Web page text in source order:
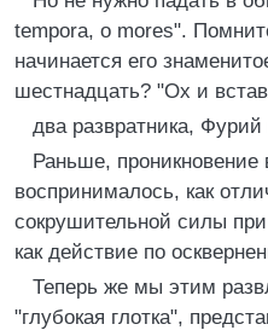
tempora, o mores".
начинается его
шестнадцать? "Ох и
два развратника,
Раньше, проникновение
воспринималось, как
сокрушительной силы
как действие по
Теперь же мы этим
"глубокая глотка",